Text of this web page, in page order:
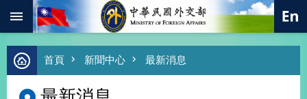
跳到主要內容區塊
進
階
尋
首頁 新聞中心 最新消息